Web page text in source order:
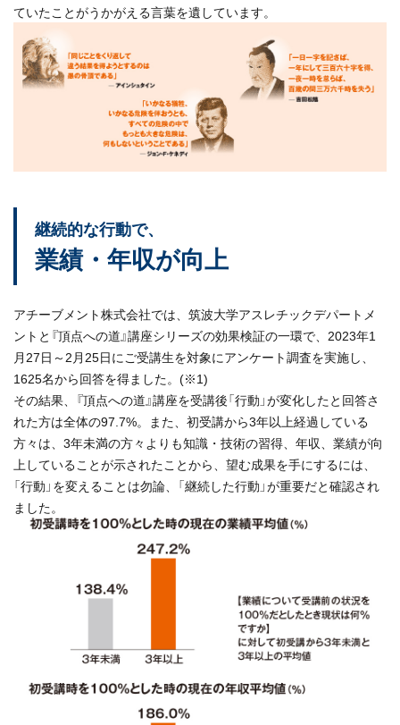
ていたことがうかがえる言葉を遺しています。
継続的な行動で、
業績・年収が向上
アチーブメント株式会社では、筑波大学アスレチックデパートメ
ントと『頂点への道』講座シリーズの効果検証の一環で、2023年1
月27日～2月25日にご受講生を対象にアンケート調査を実施し、
1625名から回答を得ました。(※1)
その結果、『頂点への道』講座を受講後「行動」が変化したと回答さ
れた方は全体の97.7%。また、初受講から3年以上経過している
方々は、3年未満の方々よりも知識・技術の習得、年収、業績が向
上していることが示されたことから、望む成果を手にするには、
「行動」を変えることは勿論、「継続した行動」が重要だと確認され
ました。